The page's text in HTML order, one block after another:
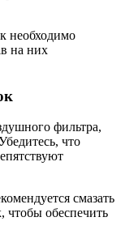
необходимо
на них
фильтра,
что
смазать
чтобы обеспечить